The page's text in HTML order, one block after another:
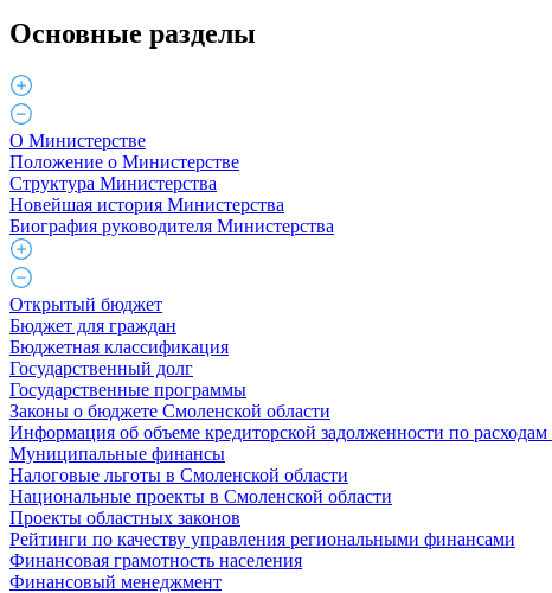
Основные разделы
О Министерстве
Положение о Министерстве
Структура Министерства
Новейшая история Министерства
Биография руководителя Министерства
Открытый бюджет
Бюджет для граждан
Бюджетная классификация
Государственный долг
Государственные программы
Законы о бюджете Смоленской области
Информация об объеме кредиторской задолженности по расходам
Муниципальные финансы
Налоговые льготы в Смоленской области
Национальные проекты в Смоленской области
Проекты областных законов
Рейтинги по качеству управления региональными финансами
Финансовая грамотность населения
Финансовый менеджмент